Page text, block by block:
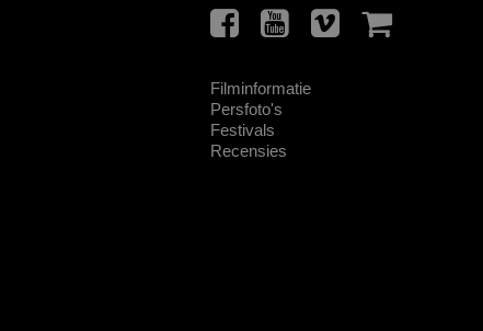
Filminformatie
Persfoto's
Festivals
Recensies